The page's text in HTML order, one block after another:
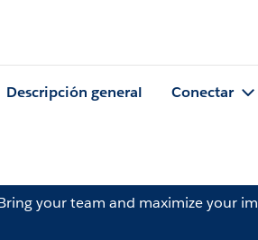
Descripción general Conectar
your team and maximize your